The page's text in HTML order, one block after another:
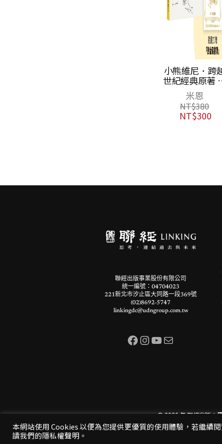
小熊維尼．跨
世紀經典原著
年紀念版（首
加贈【限量燙
藏書票】）
米恩
NT$380
NT$300
聯經出版事業股份有限公司
統一編號：04704023
221新北市汐止區大同路一段369號
(02)8692-5747
linkingdc@udngroup.com.tw
Facebook InstagramYouTube 電子郵件
© 2026 年聯經出版：
本網站使用 Cookies 以便為您提供更優質的使用體驗，若繼續
讀我們的隱私權聲明。